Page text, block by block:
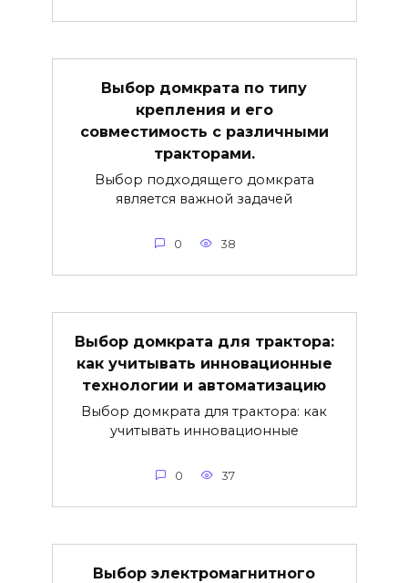
Выбор домкрата по типу
крепления и его
совместимость с различными
тракторами.
Выбор подходящего домкрата
является важной задачей
0 38
Выбор домкрата для трактора:
как учитывать инновационные
технологии и автоматизацию
Выбор домкрата для трактора: как
учитывать инновационные
0 37
Выбор электромагнитного